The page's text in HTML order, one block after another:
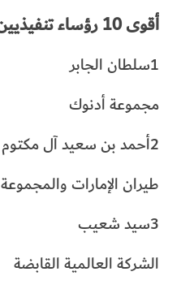
أقوى 10 رؤساء تنفيذيين من الإمارات
1سلطان الجابر
مجموعة أدنوك
2أحمد بن سعيد آل مكتوم
طيران الإمارات والمجموعة
3سيد شعيب
الشركة العالمية القابضة